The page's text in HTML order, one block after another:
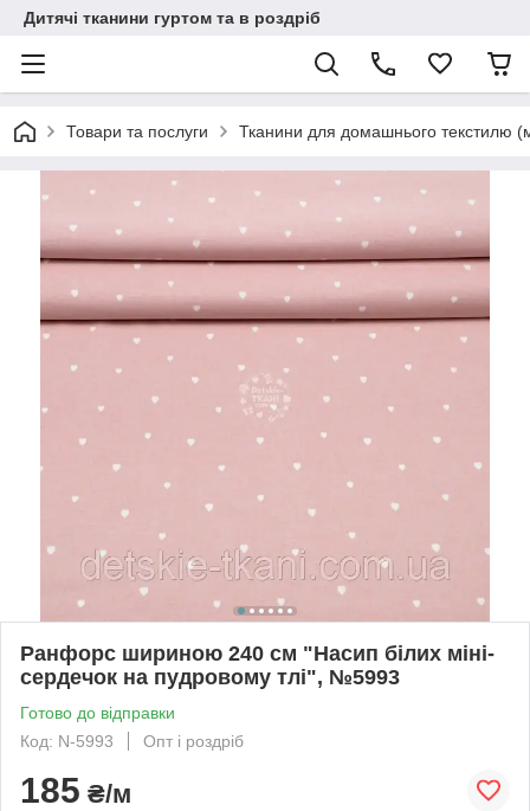
Дитячі тканини гуртом та в роздріб
Товари та послуги Тканини для домашнього текстилю
Ранфорс шириною 240 см "Насип білих міні-
сердечок на пудровому тлі", №5993
Готово до відправки
Код: N-5993
Опт і роздріб
185 ₴/м